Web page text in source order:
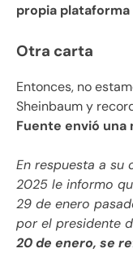
propia
Otra carta
Entonces, no
Sheinbaum y
Fuente envió una
En respuesta a su
2025 le informo
29 de enero
por el presidente
20 de enero, se